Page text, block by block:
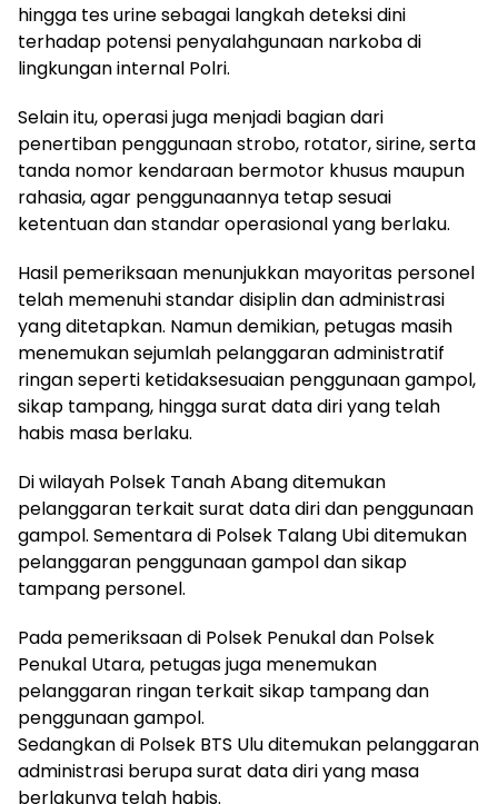
hingga tes urine sebagai langkah deteksi dini
terhadap potensi penyalahgunaan narkoba di
lingkungan internal Polri.
Selain itu, operasi juga menjadi bagian dari
penertiban penggunaan strobo, rotator, sirine, serta
tanda nomor kendaraan bermotor khusus maupun
rahasia, agar penggunaannya tetap sesuai
ketentuan dan standar operasional yang berlaku.
Hasil pemeriksaan menunjukkan mayoritas personel
telah memenuhi standar disiplin dan administrasi
yang ditetapkan. Namun demikian, petugas masih
menemukan sejumlah pelanggaran administratif
ringan seperti ketidaksesuaian penggunaan gampol,
sikap tampang, hingga surat data diri yang telah
habis masa berlaku.
Di wilayah Polsek Tanah Abang ditemukan
pelanggaran terkait surat data diri dan penggunaan
gampol. Sementara di Polsek Talang Ubi ditemukan
pelanggaran penggunaan gampol dan sikap
tampang personel.
Pada pemeriksaan di Polsek Penukal dan Polsek
Penukal Utara, petugas juga menemukan
pelanggaran ringan terkait sikap tampang dan
penggunaan gampol.
Sedangkan di Polsek BTS Ulu ditemukan pelanggaran
administrasi berupa surat data diri yang masa
berlakunya telah habis.